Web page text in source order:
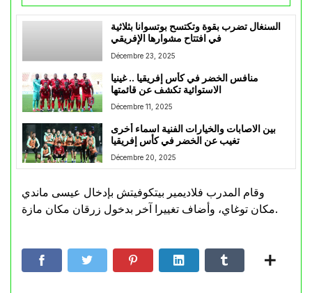
السنغال تضرب بقوة وتكتسح بوتسوانا بثلاثية
في افتتاح مشوارها الإفريقي
Décembre 23, 2025
منافس الخضر في كأس إفريقيا .. غينيا
الاستوائية تكشف عن قائمتها
Décembre 11, 2025
بين الاصابات والخيارات الفنية اسماء أخرى
تغيب عن الخضر في كأس إفريقيا
Décembre 20, 2025
وقام المدرب فلاديمير بيتكوفيتش بإدخال عيسى ماندي
مكان توغاي، وأضاف تغييرا آخر بدخول زرقان مكان مازة.